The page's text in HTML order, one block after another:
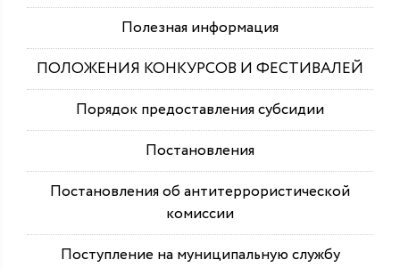
Полезная информация
ПОЛОЖЕНИЯ КОНКУРСОВ И ФЕСТИВАЛЕЙ
Порядок предоставления субсидии
Постановления
Постановления об антитеррористической
комиссии
Поступление на муниципальную службу